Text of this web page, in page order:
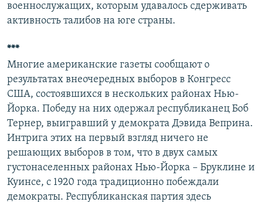
военнослужащих, которым удавалось сдерживать
активность талибов на юге страны.
***
Многие американские газеты сообщают о
результатах внеочередных выборов в Конгресс
США, состоявшихся в нескольких районах Нью-
Йорка. Победу на них одержал республиканец Боб
Тернер, выигравший у демократа Дэвида Веприна.
Интрига этих на первый взгляд ничего не
решающих выборов в том, что в двух самых
густонаселенных районах Нью-Йорка – Бруклине и
Куинсе, с 1920 года традиционно побеждали
демократы. Республиканская партия здесь